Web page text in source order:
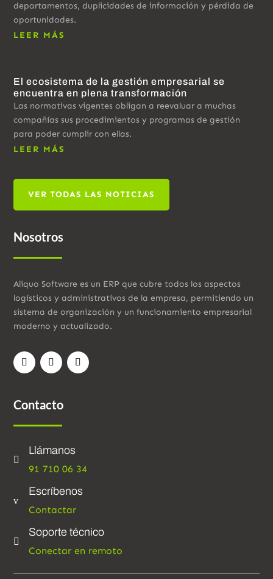
departamentos, duplicidades de información y pérdida de
oportunidades.
LEER MÁS
El ecosistema de la gestión empresarial se
encuentra en plena transformación
Las normativas vigentes obligan a reevaluar a muchas
compañías sus procedimientos y programas de gestión
para poder cumplir con ellas.
LEER MÁS
VER TODAS LAS NOTICIAS
Nosotros
Aliquo Software es un ERP que cubre todos los aspectos
logísticos y administrativos de la empresa, permitiendo un
sistema de organización y un funcionamiento empresarial
moderno y actualizado.
Contacto

Llámanos
91 710 06 34
v
Escríbenos
Contactar

Soporte técnico
Conectar en remoto